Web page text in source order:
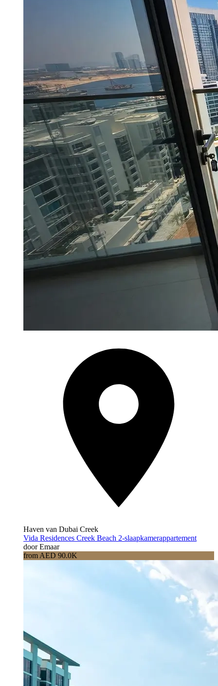
Haven van Dubai Creek
Vida Residences Creek Beach 2-slaapkamerappartement
door Emaar
from AED 90.0K